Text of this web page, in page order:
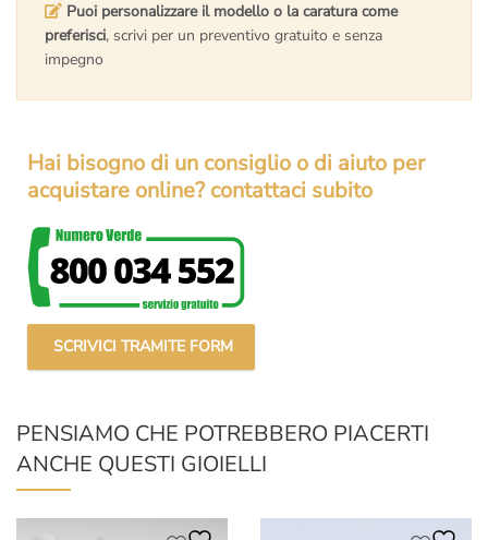
Puoi personalizzare il modello o la caratura come
preferisci, scrivi per un preventivo gratuito e senza
impegno
Hai bisogno di un consiglio o di aiuto per
acquistare online? contattaci subito
SCRIVICI TRAMITE FORM
PENSIAMO CHE POTREBBERO PIACERTI
ANCHE QUESTI GIOIELLI